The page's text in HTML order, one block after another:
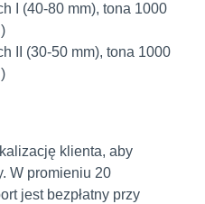
I (40‑80 mm), tona 1000
II (30‑50 mm), tona 1000
klienta, aby
W promieniu 20
jest bezpłatny przy